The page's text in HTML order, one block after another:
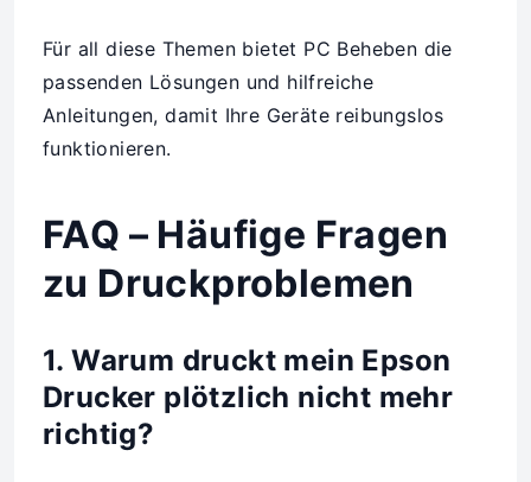
Für all diese Themen bietet PC Beheben die
passenden Lösungen und hilfreiche
Anleitungen, damit Ihre Geräte reibungslos
funktionieren.
FAQ – Häufige Fragen
zu Druckproblemen
1. Warum druckt mein Epson
Drucker plötzlich nicht mehr
richtig?